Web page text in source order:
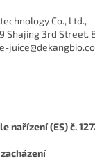
Co., Ltd.,
Shajing 3rd Street.
nařízení (ES) č.